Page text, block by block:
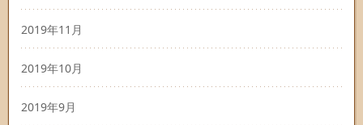
2019年11月
2019年10月
2019年9月